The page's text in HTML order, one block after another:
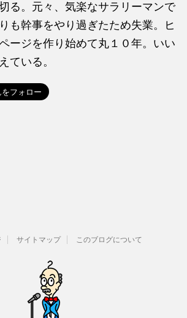
る。元々、気楽なサラリーマンで
も幹事をやり過ぎたため失業。ヒ
ージを作り始めて丸１０年。いい
ている。
サイトマップ このブログについて